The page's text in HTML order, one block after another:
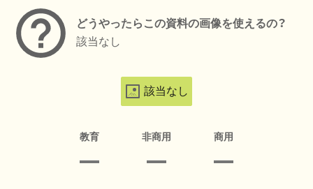
どうやったらこの資料の画像を使えるの？
該当なし
該当なし
教育 非商用 商用